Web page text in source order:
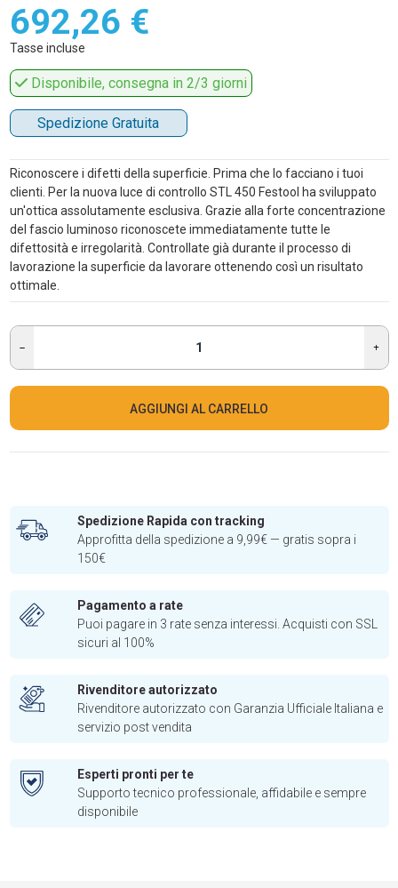
692,26 €
Tasse incluse
Disponibile, consegna in 2/3 giorni
Spedizione Gratuita
Riconoscere i difetti della superficie. Prima che lo facciano i tuoi
clienti. Per la nuova luce di controllo STL 450 Festool ha sviluppato
un'ottica assolutamente esclusiva. Grazie alla forte concentrazione
del fascio luminoso riconoscete immediatamente tutte le
difettosità e irregolarità. Controllate già durante il processo di
lavorazione la superficie da lavorare ottenendo così un risultato
ottimale.
AGGIUNGI AL CARRELLO
Spedizione Rapida con tracking
Approfitta della spedizione a 9,99€ — gratis sopra i
150€
Pagamento a rate
Puoi pagare in 3 rate senza interessi. Acquisti con SSL
sicuri al 100%
Rivenditore autorizzato
Rivenditore autorizzato con Garanzia Ufficiale Italiana e
servizio post vendita
Esperti pronti per te
Supporto tecnico professionale, affidabile e sempre
disponibile